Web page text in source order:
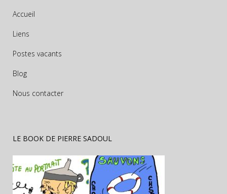
Accueil
Liens
Postes vacants
Blog
Nous contacter
LE BOOK DE PIERRE SADOUL